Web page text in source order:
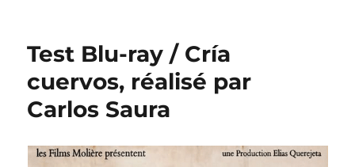
Test Blu-ray / Cría
cuervos, réalisé par
Carlos Saura